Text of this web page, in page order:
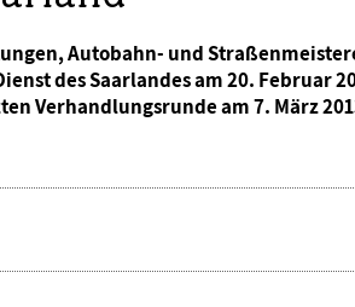
Autobahn- und
des Saarlandes am 20. Februar
Verhandlungsrunde am 7. März